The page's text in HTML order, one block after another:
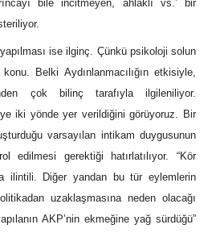
bile incitmeyen, ahlaklı vs.’ bir
ise ilginç. Çünkü psikoloji solun
Belki Aydınlanmacılığın etkisiyle,
çok bilinç tarafıyla ilgileniliyor.
iki yönde yer verildiğini görüyoruz. Bir
varsayılan intikam duygusunun
edilmesi gerektiği hatırlatılıyor. “Kör
ilintili. Diğer yandan bu tür eylemlerin
uzaklaşmasına neden olacağı
AKP’nin ekmeğine yağ sürdüğü”